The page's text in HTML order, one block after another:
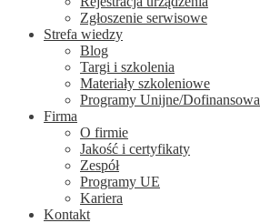
Zgłoszenie serwisowe
Strefa wiedzy
Blog
Targi i szkolenia
Materiały szkoleniowe
Programy Unijne/
Firma
O firmie
Jakość i certyfikaty
Zespół
Programy UE
Kariera
Kontakt